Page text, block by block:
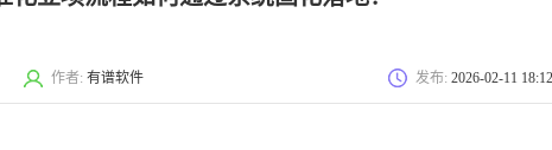
作者: 有谱软件 发布: 2026-02-11